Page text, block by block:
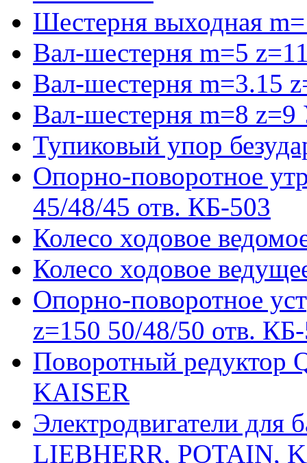
Шестерня выходная
Вал-шестерня m=5
Вал-шестерня m=3.15
Вал-шестерня m=8
Тупиковый упор
Опорно-поворотное
45/48/45 отв. КБ-503
Колесо ходовое
Колесо ходовое
Опорно-поворотное
z=150 50/48/50 отв.
Поворотный редуктор
KAISER
Электродвигатели для
LIEBHERR, POTAIN,